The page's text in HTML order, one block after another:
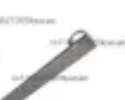
et RecettesRecettes